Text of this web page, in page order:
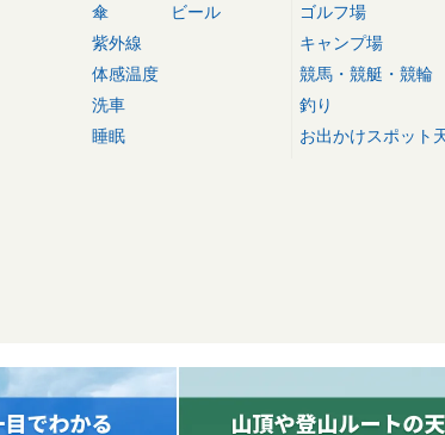
傘
紫外線
体感温度
洗車
睡眠
ビール
ゴルフ場
キャンプ場
競馬・競艇・競輪
釣り
お出かけスポット